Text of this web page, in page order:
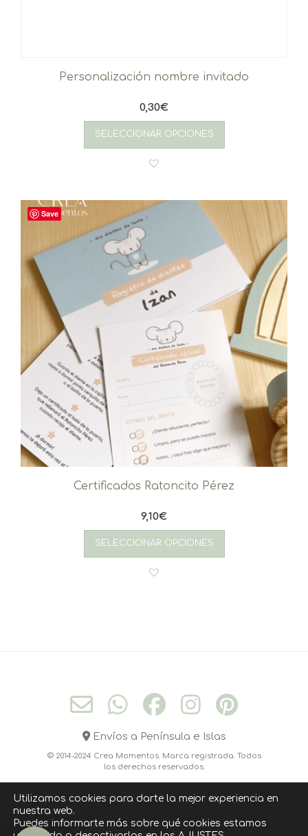
Personalización nombre invitado
0,30€
SELECCIONAR OPCIONES
Save
Certificados Ratoncito Pérez
9,10€
SELECCIONAR OPCIONES
Envíos a Península e Islas
© 2014-2024 Crea Momentos. Marca registrada. Todos
los derechos reservados.
CONÓCEME CONTACTO
CÓMO COMPRAR
Utilizamos cookies para darte la mejor experiencia en
nuestra web.
Puedes informarte más sobre qué cookies estamos